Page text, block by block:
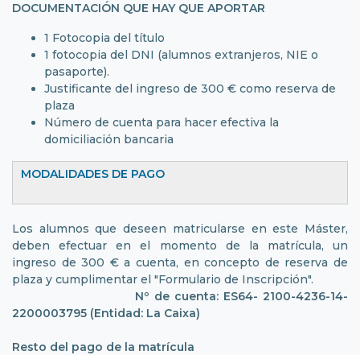
DOCUMENTACIÓN QUE HAY QUE APORTAR
1 Fotocopia del título
1 fotocopia del DNI (alumnos extranjeros, NIE o
pasaporte).
Justificante del ingreso de 300 € como reserva de
plaza
Número de cuenta para hacer efectiva la
domiciliación bancaria
MODALIDADES DE PAGO
Los alumnos que deseen matricularse en este Máster,
deben efectuar en el momento de la matrícula, un
ingreso de 300 € a cuenta, en concepto de reserva de
plaza y cumplimentar el "Formulario de Inscripción".
Nº de cuenta: ES64- 2100-4236-14-
2200003795 (Entidad: La Caixa)
Resto del pago de la matrícula